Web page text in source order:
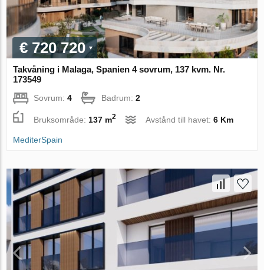
€ 720 720
Takvåning i Malaga, Spanien 4 sovrum, 137 kvm. Nr.
173549
Sovrum:4 Badrum:2
Bruksområde: 137 m2 Avstånd till havet:6 Km
MediterSpain